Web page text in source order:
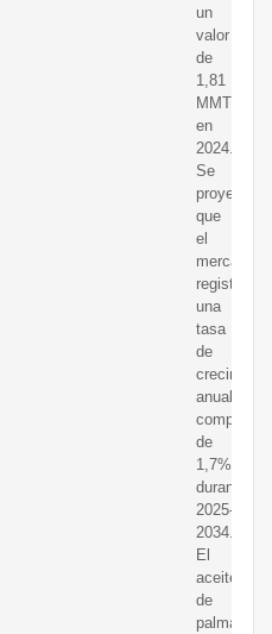
un
valor
de
1,81
MMT
en
2024.
Se
proyecta
que
el
mercado
registre
una
tasa
de
anual
compuesta
de
1,7%
durante
2025-
2034.
El
aceite
de
palma